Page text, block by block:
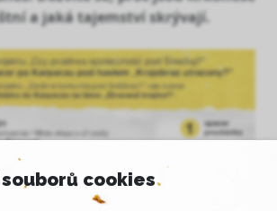
cookies
a jaká tajemství skrývají.